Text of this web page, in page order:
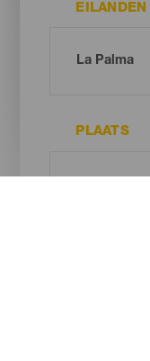
EILANDEN
PLAATS